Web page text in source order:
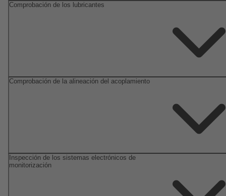
Comprobación de los lubricantes
Comprobación de la alineación del acoplamiento
Inspección de los sistemas electrónicos de
monitorización